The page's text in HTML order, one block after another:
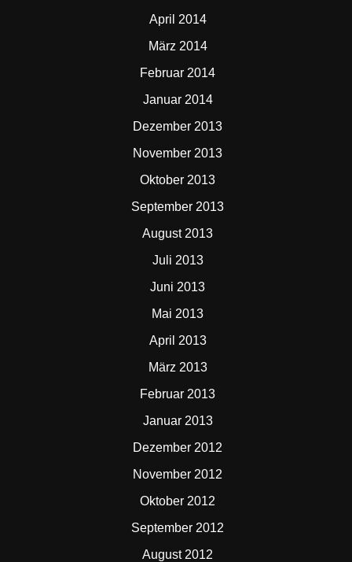
April 2014
März 2014
Februar 2014
Januar 2014
Dezember 2013
November 2013
Oktober 2013
September 2013
August 2013
Juli 2013
Juni 2013
Mai 2013
April 2013
März 2013
Februar 2013
Januar 2013
Dezember 2012
November 2012
Oktober 2012
September 2012
August 2012